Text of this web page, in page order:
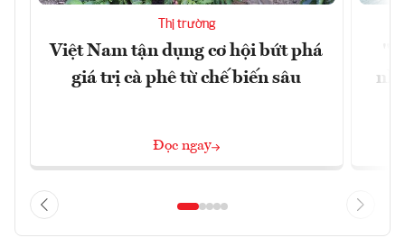
Thị trường
Việt Nam tận dụng cơ hội bứt phá
giá trị cà phê từ chế biến sâu
Đọc ngay